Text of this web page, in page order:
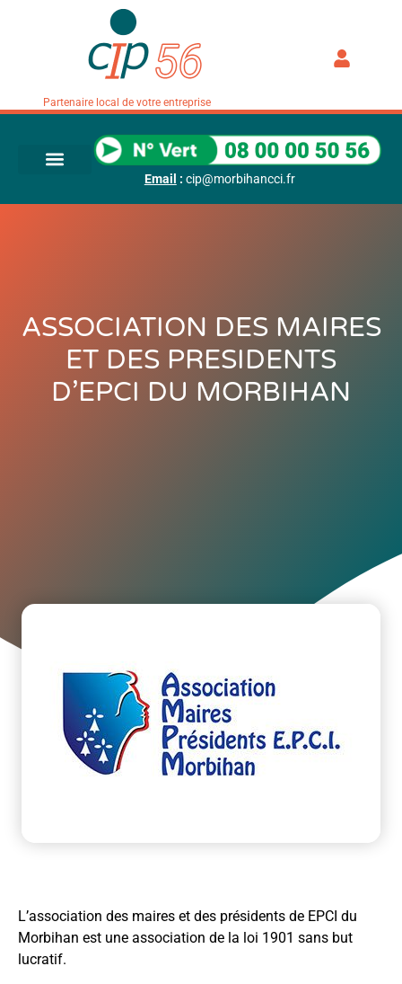
Partenaire local de votre entreprise
Email : cip@morbihancci.fr
ASSOCIATION DES MAIRES
ET DES PRESIDENTS
D’EPCI DU MORBIHAN
L’association des maires et des présidents de EPCI du
Morbihan est une association de la loi 1901 sans but
lucratif.